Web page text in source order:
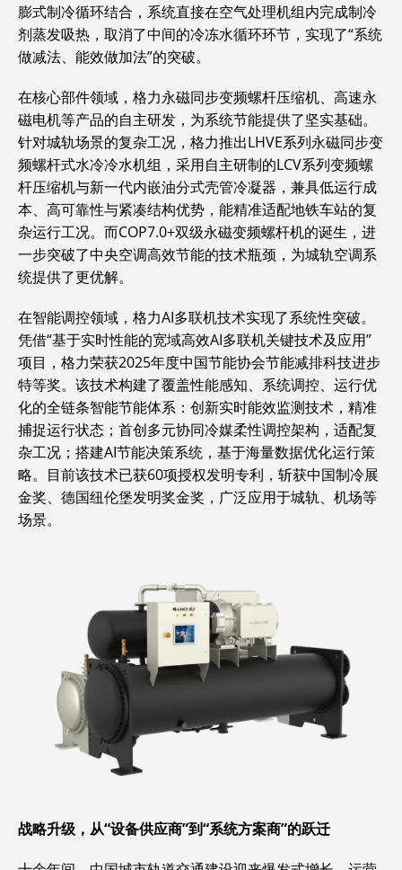
膨式制冷循环结合，系统直接在空气处理机组内完成制冷
剂蒸发吸热，取消了中间的冷冻水循环环节，实现了“系统
做减法、能效做加法”的突破。
在核心部件领域，格力永磁同步变频螺杆压缩机、高速永
磁电机等产品的自主研发，为系统节能提供了坚实基础。
针对城轨场景的复杂工况，格力推出LHVE系列永磁同步变
频螺杆式水冷冷水机组，采用自主研制的LCV系列变频螺
杆压缩机与新一代内嵌油分式壳管冷凝器，兼具低运行成
本、高可靠性与紧凑结构优势，能精准适配地铁车站的复
杂运行工况。而COP7.0+双级永磁变频螺杆机的诞生，进
一步突破了中央空调高效节能的技术瓶颈，为城轨空调系
统提供了更优解。
在智能调控领域，格力AI多联机技术实现了系统性突破。
凭借“基于实时性能的宽域高效AI多联机关键技术及应用”
项目，格力荣获2025年度中国节能协会节能减排科技进步
特等奖。该技术构建了覆盖性能感知、系统调控、运行优
化的全链条智能节能体系：创新实时能效监测技术，精准
捕捉运行状态；首创多元协同冷媒柔性调控架构，适配复
杂工况；搭建AI节能决策系统，基于海量数据优化运行策
略。目前该技术已获60项授权发明专利，斩获中国制冷展
金奖、德国纽伦堡发明奖金奖，广泛应用于城轨、机场等
场景。
战略升级，从“设备供应商”到“系统方案商”的跃迁